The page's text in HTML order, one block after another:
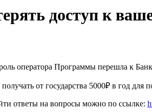
доступ к
оператора Программы перешла к
от государства 5000₽ в год
ответы на вопросы можно по ссылке: